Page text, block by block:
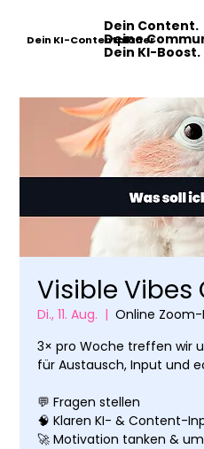
Dein Content.
Deine
Dein KI-Boost.
Dein KI-Contentplaner
Visible Vibes
Di., 11. Aug.
  |
Online
3× pro Woche treffen wir
für Austausch, Input und
💬 Fragen stellen
🧠 Klaren KI- & Content-
🚀 Motivation tanken &